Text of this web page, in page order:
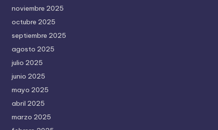
noviembre 2025
octubre 2025
septiembre 2025
agosto 2025
julio 2025
junio 2025
mayo 2025
abril 2025
marzo 2025